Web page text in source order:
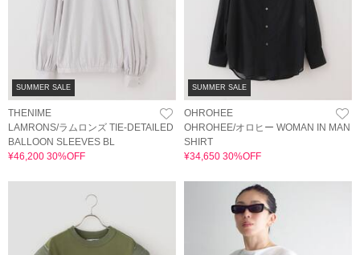
SUMMER SALE
THENIME
LAMRONS/ラムロンズ TIE-DETAILED
BALLOON SLEEVES BL
¥46,200 30%OFF
SUMMER SALE
OHROHEE
OHROHEE/オロヒー WOMAN IN MAN
SHIRT
¥34,650 30%OFF